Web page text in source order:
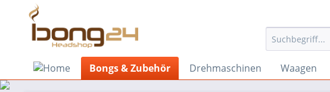
Bongs & Zubehör Drehmaschinen Waagen